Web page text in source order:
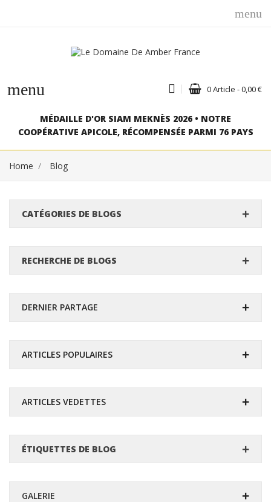
menu
menu 0 Article - 0,00 €
MÉDAILLE D'OR SIAM MEKNÈS 2026 • NOTRE
COOPÉRATIVE APICOLE, RÉCOMPENSÉE PARMI 76 PAYS
Home Blog
CATÉGORIES DE BLOGS
RECHERCHE DE BLOGS
DERNIER PARTAGE
ARTICLES POPULAIRES
ARTICLES VEDETTES
ÉTIQUETTES DE BLOG
GALERIE